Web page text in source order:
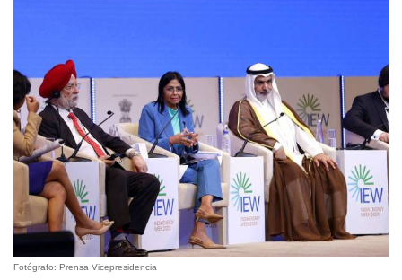
Fotógrafo: Prensa Vicepresidencia